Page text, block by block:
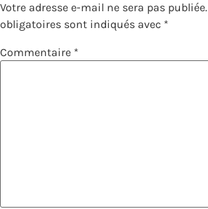
Votre adresse e-mail ne sera pas publiée.
obligatoires sont indiqués avec *
Commentaire *